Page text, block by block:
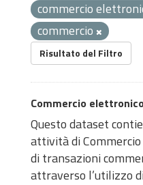
commercio
commercio
Risultato del Filtro
Commercio elettronico
Questo dataset
attività di
di transazioni
attraverso l’utilizzo